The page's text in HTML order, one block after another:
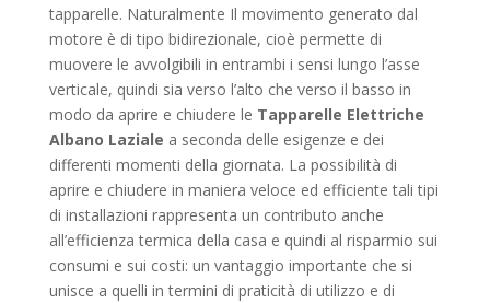
tapparelle. Naturalmente Il movimento generato dal
motore è di tipo bidirezionale, cioè permette di
muovere le avvolgibili in entrambi i sensi lungo l’asse
verticale, quindi sia verso l’alto che verso il basso in
modo da aprire e chiudere le Tapparelle Elettriche
Albano Laziale a seconda delle esigenze e dei
differenti momenti della giornata. La possibilità di
aprire e chiudere in maniera veloce ed efficiente tali tipi
di installazioni rappresenta un contributo anche
all’efficienza termica della casa e quindi al risparmio sui
consumi e sui costi: un vantaggio importante che si
unisce a quelli in termini di praticità di utilizzo e di